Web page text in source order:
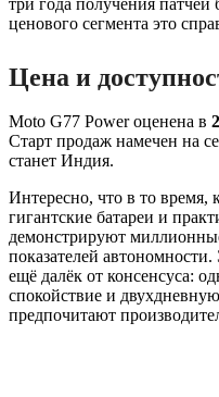
ценового сегмента это
Цена и
Moto G77 Power оценена в
Старт продаж намечен на
станет Индия.
Интересно, что в то время,
гигантские батареи и
демонстрируют
показателей
ещё далёк от консенсуса:
спокойствие и
предпочитают